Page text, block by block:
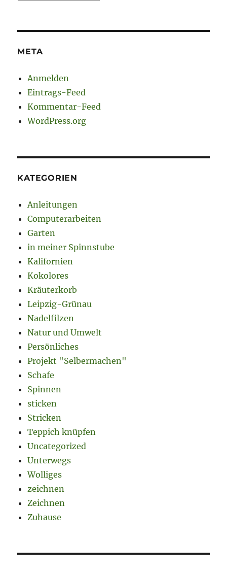
META
Anmelden
Eintrags-Feed
Kommentar-Feed
WordPress.org
KATEGORIEN
Anleitungen
Computerarbeiten
Garten
in meiner Spinnstube
Kalifornien
Kokolores
Kräuterkorb
Leipzig-Grünau
Nadelfilzen
Natur und Umwelt
Persönliches
Projekt "Selbermachen"
Schafe
Spinnen
sticken
Stricken
Teppich knüpfen
Uncategorized
Unterwegs
Wolliges
zeichnen
Zeichnen
Zuhause